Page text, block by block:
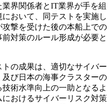
界関係者とIT業界が手を組
おいて、同テストを実施し
撃を受けた後の本船上での
対策のルール形成が必要と
の成果は、適切なサイバー
び日本の海事クラスターの
術水準向上の一助となるよ
おけるサイバーリスク対策